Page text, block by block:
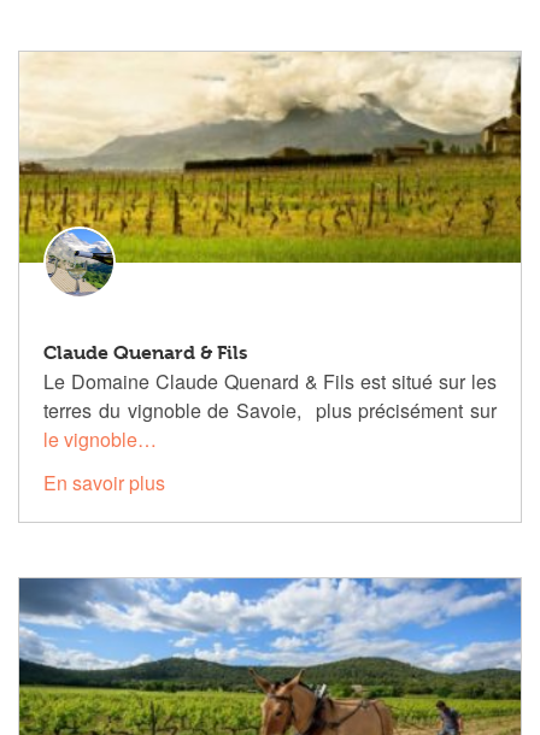
Claude Quenard & Fils
Le Domaine Claude Quenard & Fils est situé sur les
terres du vignoble de Savoie, plus précisément sur
le vignoble…
En savoir plus